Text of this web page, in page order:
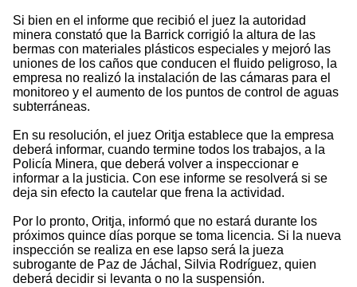
Si bien en el informe que recibió el juez la autoridad
minera constató que la Barrick corrigió la altura de las
bermas con materiales plásticos especiales y mejoró las
uniones de los caños que conducen el fluido peligroso, la
empresa no realizó la instalación de las cámaras para el
monitoreo y el aumento de los puntos de control de aguas
subterráneas.
En su resolución, el juez Oritja establece que la empresa
deberá informar, cuando termine todos los trabajos, a la
Policía Minera, que deberá volver a inspeccionar e
informar a la justicia. Con ese informe se resolverá si se
deja sin efecto la cautelar que frena la actividad.
Por lo pronto, Oritja, informó que no estará durante los
próximos quince días porque se toma licencia. Si la nueva
inspección se realiza en ese lapso será la jueza
subrogante de Paz de Jáchal, Silvia Rodríguez, quien
deberá decidir si levanta o no la suspensión.